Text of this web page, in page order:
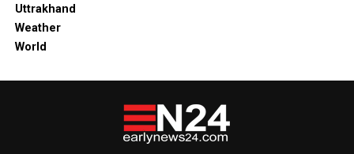
Uttrakhand
Weather
World